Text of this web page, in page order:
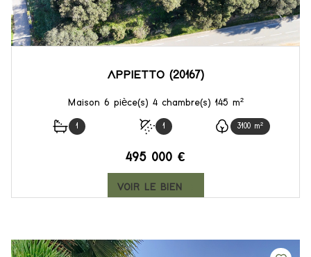
APPIETTO (20167)
Maison 6 pièce(s) 4 chambre(s) 145 m²
1 1 3100 m²
495 000 €
VOIR LE BIEN